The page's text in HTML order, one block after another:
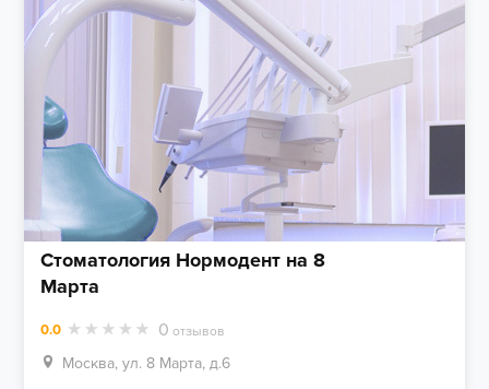
Стоматология Нормодент на 8
Марта
0.0 0 отзывов
Москва, ул. 8 Марта, д.6